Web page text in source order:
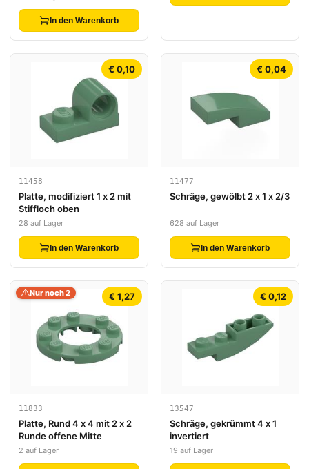
In den Warenkorb
Wächter)
€ 0,10
11458
Platte, modifiziert 1 x 2 mit
Stiffloch oben
28 auf Lager
In den Warenkorb
€ 0,04
11477
Schräge, gewölbt 2 x 1 x 2/3
628 auf Lager
In den Warenkorb
€ 1,27
Nur noch 2
11833
Platte, Rund 4 x 4 mit 2 x 2
Runde offene Mitte
2 auf Lager
€ 0,12
13547
Schräge, gekrümmt 4 x 1
invertiert
19 auf Lager